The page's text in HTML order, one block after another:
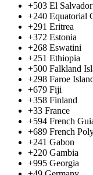
+503 El Salvador
+240 Equatorial
+291 Eritrea
+372 Estonia
+268 Eswatini
+251 Ethiopia
+500 Falkland
+298 Faroe
+679 Fiji
+358 Finland
+33 France
+594 French
+689 French
+241 Gabon
+220 Gambia
+995 Georgia